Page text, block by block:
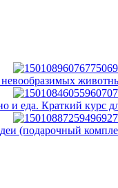
и еда. Краткий курс
(подарочный